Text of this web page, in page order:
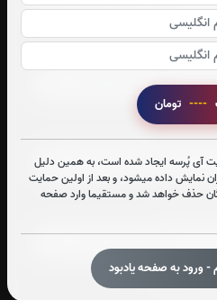
----
آی پُرسه ایجاد شده است، به همین دلیل
نمایش داده میشود، و بعد از اولین حمایت
حذف خواهد شد و مستقیما وارد صفحه
ورود به صفحه یادبود
شماره 5
شماره 6
شماره 8